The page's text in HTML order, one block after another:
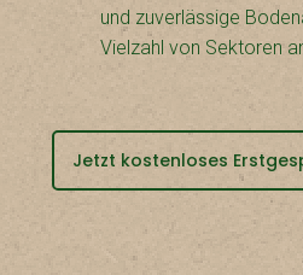
und zuverlässige
Vielzahl von Sektoren
Jetzt kostenloses